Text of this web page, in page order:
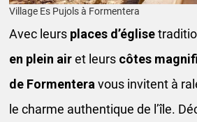
Village Es Pujols à Formentera
Avec leurs places d’église
en plein airet leurs côtes
de Formentera vous invitent à
le charme authentique de l’île.